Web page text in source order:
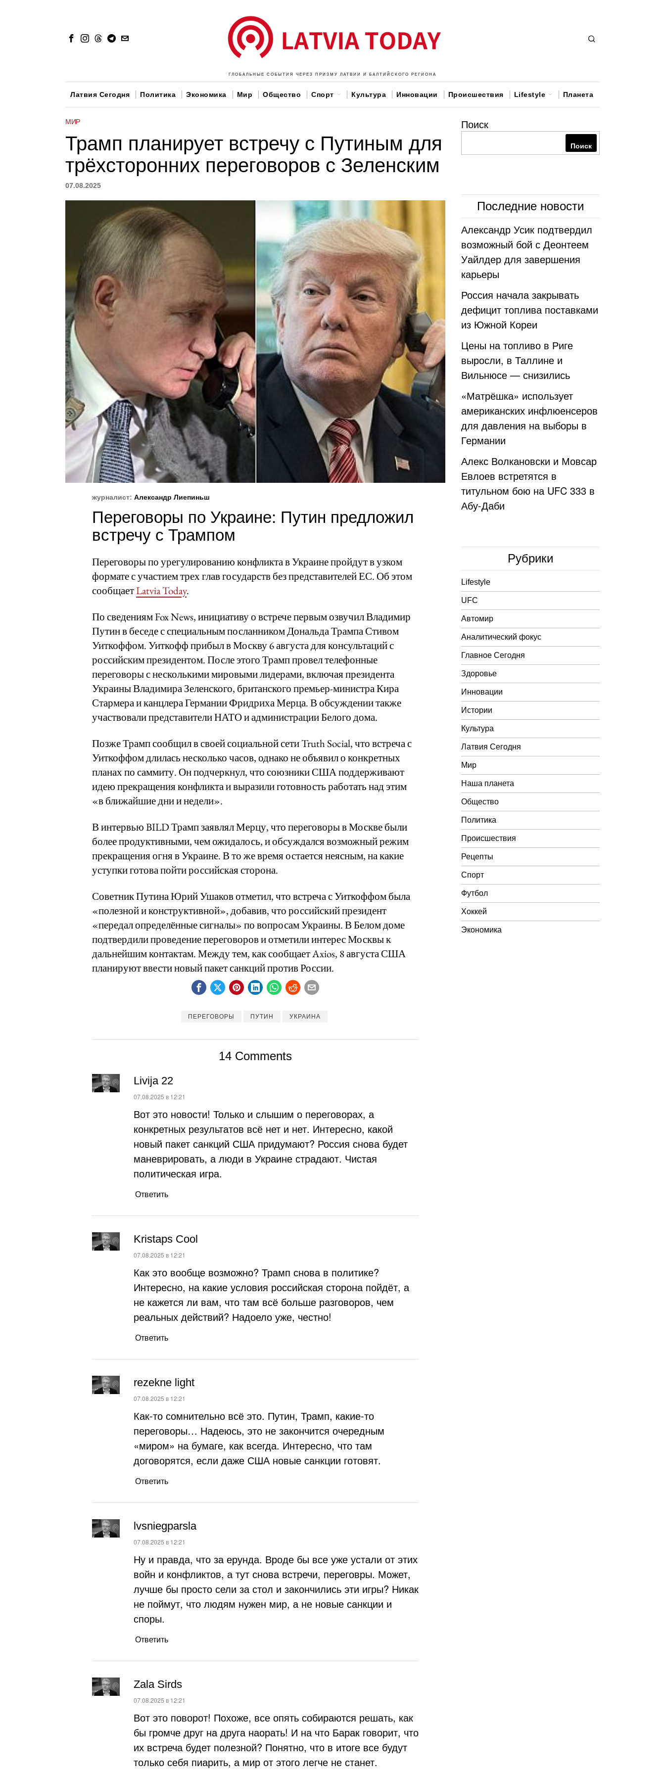
ГЛОБАЛЬНЫЕ СОБЫТИЯ ЧЕРЕЗ ПРИЗМУ ЛАТВИИ И БАЛТИЙСКОГО РЕГИОНА
Латвия Сегодня Политика Экономика Мир Общество Спорт Культура Инновации Происшествия Lifestyle Планета
МИР
Трамп планирует встречу с Путиным для
трёхсторонних переговоров с Зеленским
07.08.2025
журналист: Александр Лиепиньш
Переговоры по Украине: Путин предложил
встречу с Трампом
Переговоры по урегулированию конфликта в Украине пройдут в узком
формате с участием трех глав государств без представителей ЕС. Об этом
сообщаетLatvia Today.
По сведениям Fox News, инициативу о встрече первым озвучил Владимир
Путин в беседе с специальным посланником Дональда Трампа Стивом
Уиткоффом. Уиткофф прибыл в Москву 6 августа для консультаций с
российским президентом. После этого Трамп провел телефонные
переговоры с несколькими мировыми лидерами, включая президента
Украины Владимира Зеленского, британского премьер-министра Кира
Стармера и канцлера Германии Фридриха Мерца. В обсуждении также
участвовали представители НАТО и администрации Белого дома.
Позже Трамп сообщил в своей социальной сети Truth Social, что встреча с
Уиткоффом длилась несколько часов, однако не объявил о конкретных
планах по саммиту. Он подчеркнул, что союзники США поддерживают
идею прекращения конфликта и выразили готовность работать над этим
«в ближайшие дни и недели».
В интервью BILD Трамп заявлял Мерцу, что переговоры в Москве были
более продуктивными, чем ожидалось, и обсуждался возможный режим
прекращения огня в Украине. В то же время остается неясным, на какие
уступки готова пойти российская сторона.
Советник Путина Юрий Ушаков отметил, что встреча с Уиткоффом была
«полезной и конструктивной», добавив, что российский президент
«передал определённые сигналы» по вопросам Украины. В Белом доме
подтвердили проведение переговоров и отметили интерес Москвы к
дальнейшим контактам. Между тем, как сообщает Axios, 8 августа США
планируют ввести новый пакет санкций против России.
ПЕРЕГОВОРЫ ПУТИН УКРАИНА
14 Comments
Livija 22
:
07.08.2025 в 12:21
Вот это новости! Только и слышим о переговорах, а
конкретных результатов всё нет и нет. Интересно, какой
новый пакет санкций США придумают? Россия снова будет
маневрировать, а люди в Украине страдают. Чистая
политическая игра.
Ответить
Kristaps Cool
:
07.08.2025 в 12:21
Как это вообще возможно? Трамп снова в политике?
Интересно, на какие условия российская сторона пойдёт, а
не кажется ли вам, что там всё больше разговоров, чем
реальных действий? Надоело уже, честно!
Ответить
rezekne light
:
07.08.2025 в 12:21
Как-то сомнительно всё это. Путин, Трамп, какие-то
переговоры… Надеюсь, это не закончится очередным
«миром» на бумаге, как всегда. Интересно, что там
договорятся, если даже США новые санкции готовят.
Ответить
lvsniegparsla
:
07.08.2025 в 12:21
Ну и правда, что за ерунда. Вроде бы все уже устали от этих
войн и конфликтов, а тут снова встречи, переговры. Может,
лучше бы просто сели за стол и закончились эти игры? Никак
не поймут, что людям нужен мир, а не новые санкции и
споры.
Ответить
Zala Sirds
:
07.08.2025 в 12:21
Вот это поворот! Похоже, все опять собираются решать, как
бы громче друг на друга наорать! И на что Барак говорит, что
их встреча будет полезной? Понятно, что в итоге все будут
только себя пиарить, а мир от этого легче не станет.
Поиск
Поиск
Последние новости
Александр Усик подтвердил
возможный бой с Деонтеем
Уайлдер для завершения
карьеры
Россия начала закрывать
дефицит топлива поставками
из Южной Кореи
Цены на топливо в Риге
выросли, в Таллине и
Вильнюсе — снизились
«Матрёшка» использует
американских инфлюенсеров
для давления на выборы в
Германии
Алекс Волкановски и Мовсар
Евлоев встретятся в
титульном бою на UFC 333 в
Абу-Даби
Рубрики
Lifestyle
UFC
Автомир
Аналитический фокус
Главное Сегодня
Здоровье
Инновации
Истории
Культура
Латвия Сегодня
Мир
Наша планета
Общество
Политика
Происшествия
Рецепты
Спорт
Футбол
Хоккей
Экономика